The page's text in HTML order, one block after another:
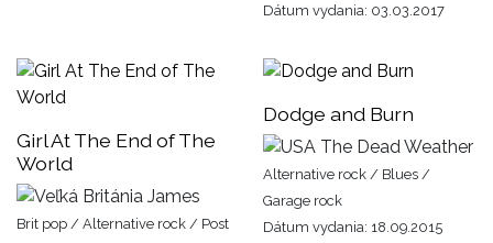
Dátum vydania: 03.03.2017
Girl At The End of The
World
James
Brit pop / Alternative rock / Post
Dodge and Burn
The Dead Weather
Alternative rock / Blues /
Garage rock
Dátum vydania: 18.09.2015